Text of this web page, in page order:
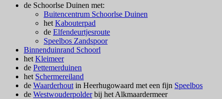
de Schoorlse Duinen met:
Buitencentrum Schoorlse Duinen
het Kabouterpad
de Elfendeurtjesroute
Speelbos Zandspoor
Binnenduinrand Schoorl
het Kleimeer
de Pettemerduinen
het Schermereiland
de Waarderhout in Heerhugowaard met een fijn Speelbos
de Westwouderpolderbij het Alkmaardermeer